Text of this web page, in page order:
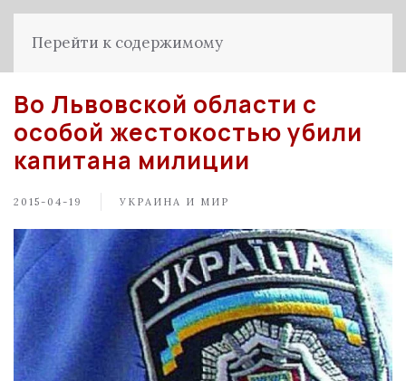
Перейти к содержимому
Во Львовской области с
особой жестокостью убили
капитана милиции
2015-04-19 УКРАИНА И МИР